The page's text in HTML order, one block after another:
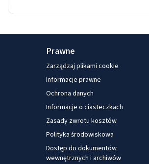
Prawne
Zarządzaj plikami cookie
Informacje prawne
Ochrona danych
Informacje o ciasteczkach
Zasady zwrotu kosztów
Polityka środowiskowa
Dostęp do dokumentów
wewnętrznych i archiwów